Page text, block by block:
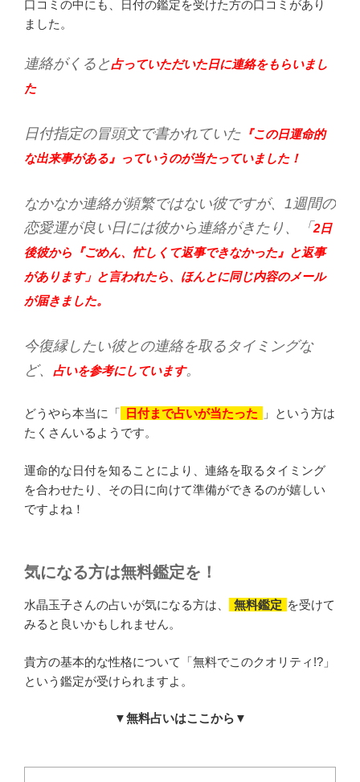
口コミの中にも、日付の鑑定を受けた方の口コミがあり
ました。
連絡がくると占っていただいた日に連絡をもらいまし
た
日付指定の冒頭文で書かれていた 『この日運命的
な出来事がある』っていうのが当たっていました！
なかなか連絡が頻繁ではない彼ですが、1週間の
恋愛運が良い日には彼から連絡がきたり、「2日
後彼から『ごめん、忙しくて返事できなかった』と返事
があります」と言われたら、ほんとに同じ内容のメール
が届きました。
今復縁したい彼との連絡を取るタイミングな
ど、
占いを参考にしています。
どうやら本当に「 日付まで占いが当たった
」という方は
たくさんいるようです。
運命的な日付を知ることにより、連絡を取るタイミング
を合わせたり、その日に向けて準備ができるのが嬉しい
ですよね！
気になる方は無料鑑定を！
水晶玉子さんの占いが気になる方は、 無料鑑定 を受けて
みると良いかもしれません。
貴方の基本的な性格について「無料でこのクオリティ!?」
という鑑定が受けられますよ。
▼無料占いはここから▼